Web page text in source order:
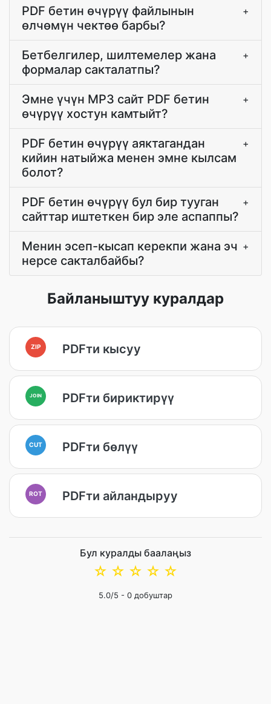
PDF бетин өчүрүү файлынын
өлчөмүн чектөө барбы?
+
Бетбелгилер, шилтемелер жана
формалар сакталатпы?
+
Эмне үчүн MP3 сайт PDF бетин
өчүрүү хостун камтыйт?
+
PDF бетин өчүрүү аяктагандан
кийин натыйжа менен эмне кылсам
болот?
+
PDF бетин өчүрүү бул бир тууган
сайттар иштеткен бир эле аспаппы?
+
Менин эсеп-кысап керекпи жана эч
нерсе сакталбайбы?
+
Байланыштуу куралдар
ZIP PDFти кысуу
JOIN PDFти бириктирүү
CUT PDFти бөлүү
ROT PDFти айландыруу
Бул куралды баалаңыз
☆
☆
☆
☆
☆
5.0/5 - 0 добуштар